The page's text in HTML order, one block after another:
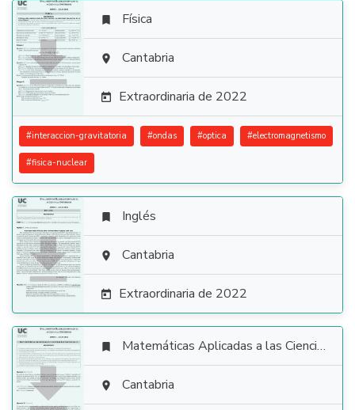

 Física
 Cantabria
 Extraordinaria de 2022
#interaccion-gravitatoria #ondas #optica #electromagnetismo
#fisica-nuclear

 Inglés
 Cantabria
 Extraordinaria de 2022

 Matemáticas Aplicadas a las Ciencias Sociales
 Cantabria